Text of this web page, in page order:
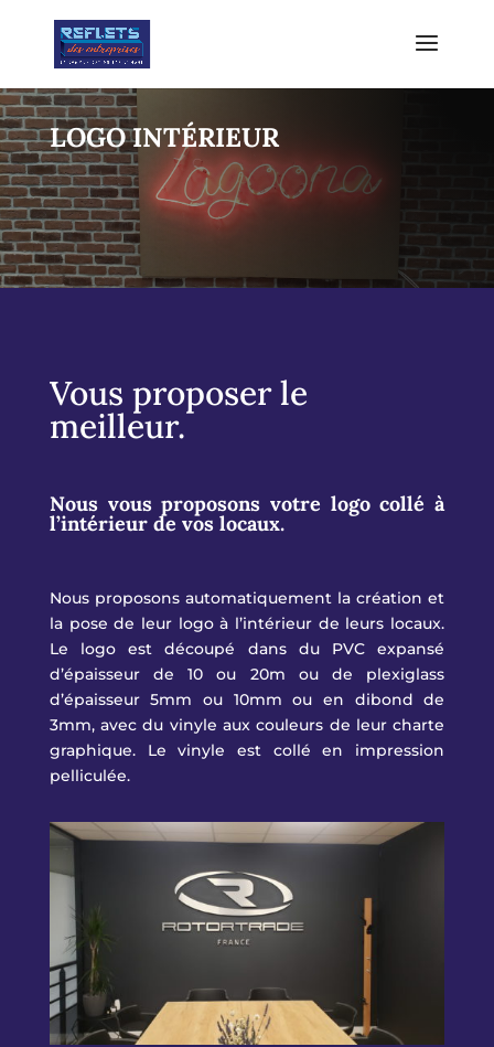
LOGO INTÉRIEUR
Vous proposer le
meilleur.
Nous vous proposons votre logo collé à
l’intérieur de vos locaux.
Nous proposons automatiquement la création et
la pose de leur logo à l’intérieur de leurs locaux.
Le logo est découpé dans du PVC expansé
d’épaisseur de 10 ou 20m ou de plexiglass
d’épaisseur 5mm ou 10mm ou en dibond de
3mm, avec du vinyle aux couleurs de leur charte
graphique. Le vinyle est collé en impression
pelliculée.